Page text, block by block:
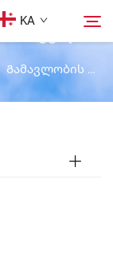
KA
Გამავლობის ძაბვის გამანაწილებელი მოწყობილობები